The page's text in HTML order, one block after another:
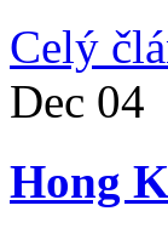
Celý
Dec 04
Hong